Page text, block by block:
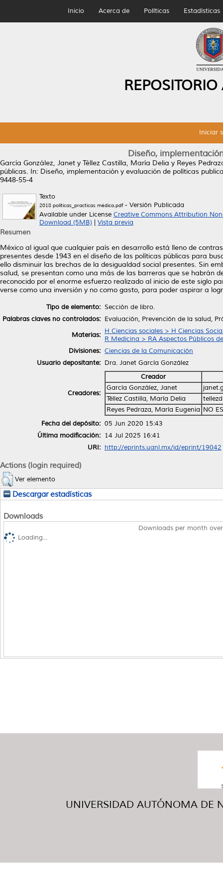
Inicio Acerca de Políticas Estadísticas
Iniciar
Diseño,
García González, Janet y Téllez Castilla, María Delia y Reyes
públicas. In: Diseño, implementación y evaluación de políticas
9448-55-4
Texto
2018 politicas_practicas médica.pdf- Versión Publicada
Available under License Creative Commons Attribution
Download (5MB)
Vista previa
Resumen
México al igual que cualquier país en desarrollo está lleno de
presentes desde 1943 en el diseño de las políticas públicas para
ello disminuir las brechas de la desigualdad social presentes. Sin
salud, se presentan como una más de las barreras que se habrán
reconocido por el enorme esfuerzo realizado al inicio de este siglo
verse como una inversión y no como gasto, para poder aspirar a
Tipo de elemento: Sección de libro.
Palabras claves no controlados: Evaluación, Prevención de la salud,
Materias: H Ciencias sociales > H Ciencias
R Medicina > RA Aspectos Públicos
Divisiones: Ciencias de la Comunicación
Usuario depositante: Dra. Janet García González
Creadores:
Creador
García González, Janet
Téllez Castilla, María Delia
Reyes Pedraza, María Eugenia NO
Fecha del depósito: 05 Jun 2020 15:43
Última modificación: 14 Jul 2025 16:41
URI: http://eprints.uanl.mx/id/eprint/19042
Actions (login required)
Ver elemento
Descargar estadísticas
Downloads
Downloads per month
Loading...
UNIVERSIDAD AUTÓNOMA DE